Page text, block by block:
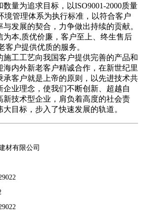
量为追求目标，以ISO9001-2000质量
境管理体系为执行标准，以符合客户
发展的契合，力争做出持续的贡献。
为本,质优价廉，客户至上、终生售后
客户提供优质的服务。
工工艺向我国客户提供完善的产品和
内外新老客户精诚合作，在新世纪里
承客户就是上帝的原则，以先进技术共
业理念，使我们不断创新、超越自
新技术型企业，肩负着高度的社会责
目标，步入了快速发展的轨道。
材有限公司